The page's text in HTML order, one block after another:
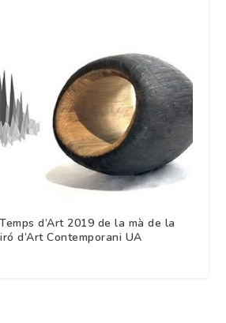
d’Art 2019 de la mà de la
d’Art Contemporani UA